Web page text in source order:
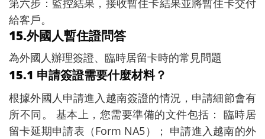
給客戶。
15.外國人暫住證問答
為外國人辦理簽證、臨時居留卡時的常見問題
15.1 申請簽證需要什麼材料？
根據外國人申請進入越南簽證的情況，申請細節會有
所不同。 基本上，您需要準備的文件包括： 臨時居
留卡延期申請表（Form NA5）； 申請進入越南的外